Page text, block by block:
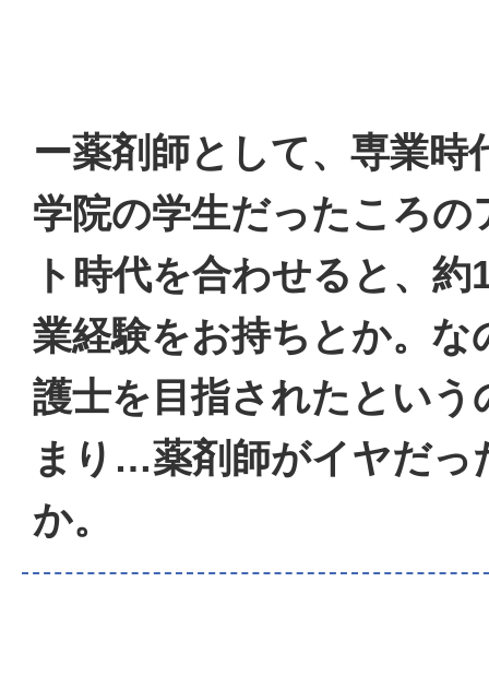
ー薬剤師として、専業時
学院の学生だったころの
ト時代を合わせると、約
業経験をお持ちとか。な
護士を目指されたという
まり…薬剤師がイヤだっ
か。